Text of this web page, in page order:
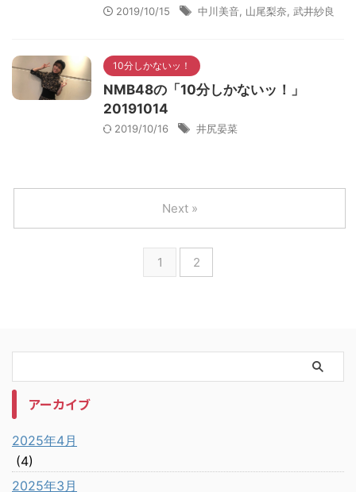
2019/10/15 中川美音 山尾梨奈 武井紗良
10分しかないッ！
NMB48の「10分しかないッ！」
20191014
2019/10/16 井尻晏菜
1 2
Next »
アーカイブ
2025年4月
(4)
2025年3月